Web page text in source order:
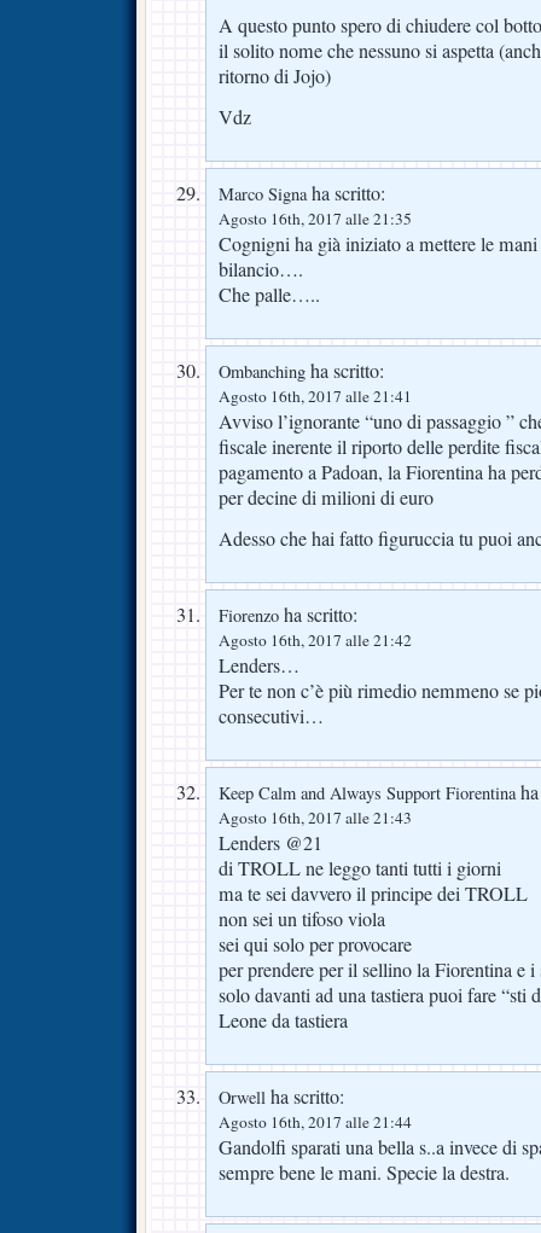
A questo punto spero di chiudere col
il solito nome che nessuno si aspetta
ritorno di Jojo)
Vdz
Marco Signaha scritto:
Agosto 16th, 2017 alle 21:35
Cognigni ha già iniziato a mettere le
bilancio….
Che palle…..
Ombanching ha scritto:
Agosto 16th, 2017 alle 21:41
Avviso l’ignorante “uno di passaggio ”
fiscale inerente il riporto delle perdite
pagamento a Padoan, la Fiorentina ha
per decine di milioni di euro
Adesso che hai fatto figuruccia tu puoi
Fiorenzo ha scritto:
Agosto 16th, 2017 alle 21:42
Lenders…
Per te non c’è più rimedio nemmeno se
consecutivi…
Keep Calm and Always Support Fiorentinaha
Agosto 16th, 2017 alle 21:43
Lenders @21
di TROLL ne leggo tanti tutti i giorni
ma te sei davvero il principe dei TROLL
non sei un tifoso viola
sei qui solo per provocare
per prendere per il sellino la Fiorentina e
solo davanti ad una tastiera puoi fare “sti
Leone da tastiera
Orwell ha scritto:
Agosto 16th, 2017 alle 21:44
Gandolfi sparati una bella s..a invece di
sempre bene le mani. Specie la destra.